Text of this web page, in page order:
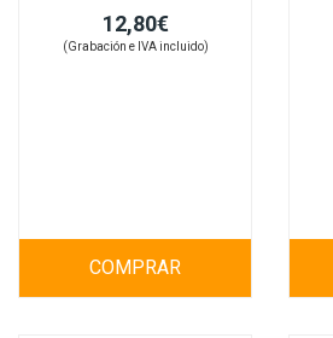
12,80€
(Grabación e IVA incluido)
COMPRAR